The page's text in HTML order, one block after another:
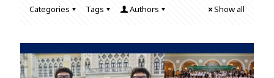
Categories Tags Authors Show all